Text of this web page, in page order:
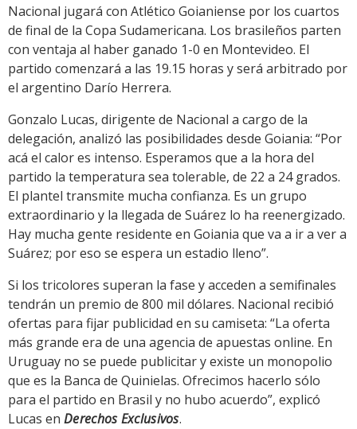
Link
Nacional jugará con Atlético Goianiense por los cuartos
de final de la Copa Sudamericana. Los brasileños parten
con ventaja al haber ganado 1-0 en Montevideo. El
partido comenzará a las 19.15 horas y será arbitrado por
el argentino Darío Herrera.
Gonzalo Lucas, dirigente de Nacional a cargo de la
delegación, analizó las posibilidades desde Goiania: “Por
acá el calor es intenso. Esperamos que a la hora del
partido la temperatura sea tolerable, de 22 a 24 grados.
El plantel transmite mucha confianza. Es un grupo
extraordinario y la llegada de Suárez lo ha reenergizado.
Hay mucha gente residente en Goiania que va a ir a ver a
Suárez; por eso se espera un estadio lleno”.
Si los tricolores superan la fase y acceden a semifinales
tendrán un premio de 800 mil dólares. Nacional recibió
ofertas para fijar publicidad en su camiseta: “La oferta
más grande era de una agencia de apuestas online. En
Uruguay no se puede publicitar y existe un monopolio
que es la Banca de Quinielas. Ofrecimos hacerlo sólo
para el partido en Brasil y no hubo acuerdo”, explicó
Lucas en Derechos Exclusivos.